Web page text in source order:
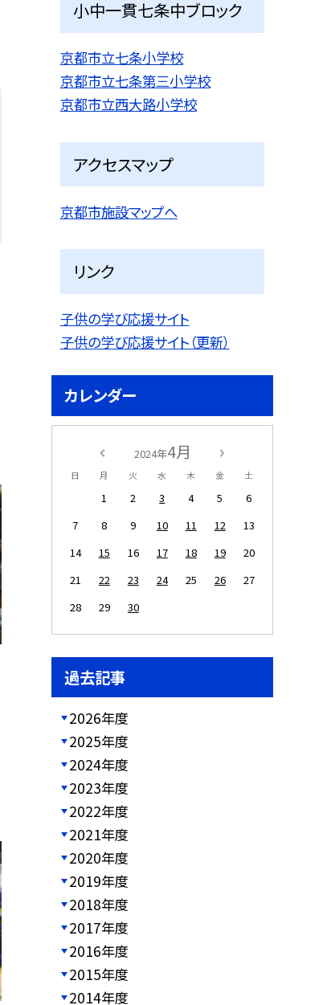
小中一貫七条中ブロック
京都市立七条小学校
京都市立七条第三小学校
京都市立西大路小学校
アクセスマップ
京都市施設マップへ
リンク
子供の学び応援サイト
子供の学び応援サイト（更新）
カレンダー
2024年4月
日 月 火 水 木 金 土
1 2 3 4 5
6
7
8 9 10 11 12
13
14
15 16 17 18 19
20
21
22 23 24 25 26
27
28
29 30
過去記事
2026年度
2025年度
2024年度
2023年度
2022年度
2021年度
2020年度
2019年度
2018年度
2017年度
2016年度
2015年度
2014年度